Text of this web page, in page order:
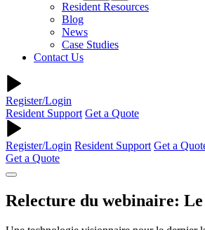
Resident Resources
Blog
News
Case Studies
Contact Us
Register/Login
Resident Support Get a Quote
Register/Login Resident Support Get a
Get a Quote
Relecture du webinaire: Le